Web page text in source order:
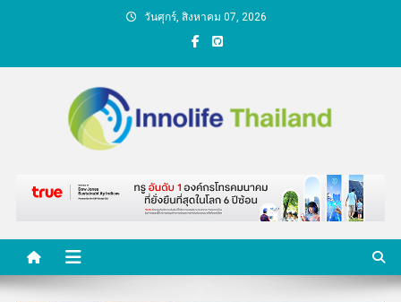
วันศุกร์, สิงหาคม 07, 2026
คนกับความคิด ชีวิตกับ
นวัตกรรม